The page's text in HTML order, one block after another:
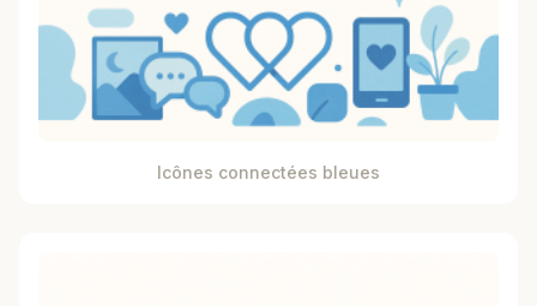
Icônes connectées bleues